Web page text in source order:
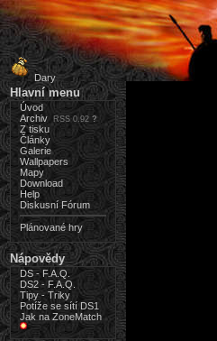
Dary
Hlavní menu
Úvod
Archiv
RSS 0.92 ?
Z tisku
Články
Galerie
Wallpapers
Mapy
Download
Help
Diskusní Fórum
Plánované hry
Nápovědy
DS - F.A.Q.
DS2 - F.A.Q.
Tipy - Triky
Potíže se sítí DS1
Jak na ZoneMatch